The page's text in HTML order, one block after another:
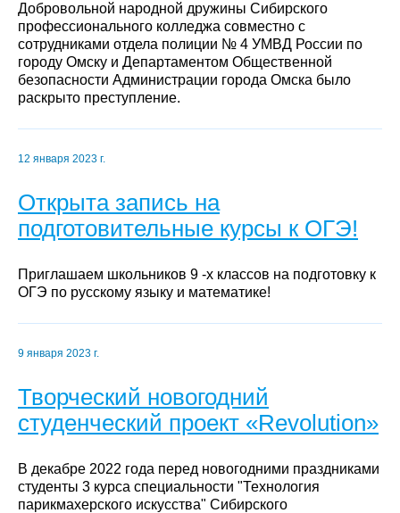
Добровольной народной дружины Сибирского
профессионального колледжа совместно с
сотрудниками отдела полиции № 4 УМВД России по
городу Омску и Департаментом Общественной
безопасности Администрации города Омска было
раскрыто преступление.
12 января 2023 г.
Открыта запись на
подготовительные курсы к ОГЭ!
Приглашаем школьников 9 -х классов на подготовку к
ОГЭ по русскому языку и математике!
9 января 2023 г.
Творческий новогодний
студенческий проект «Revolution»
В декабре 2022 года перед новогодними праздниками
студенты 3 курса специальности "Технология
парикмахерского искусства" Сибирского